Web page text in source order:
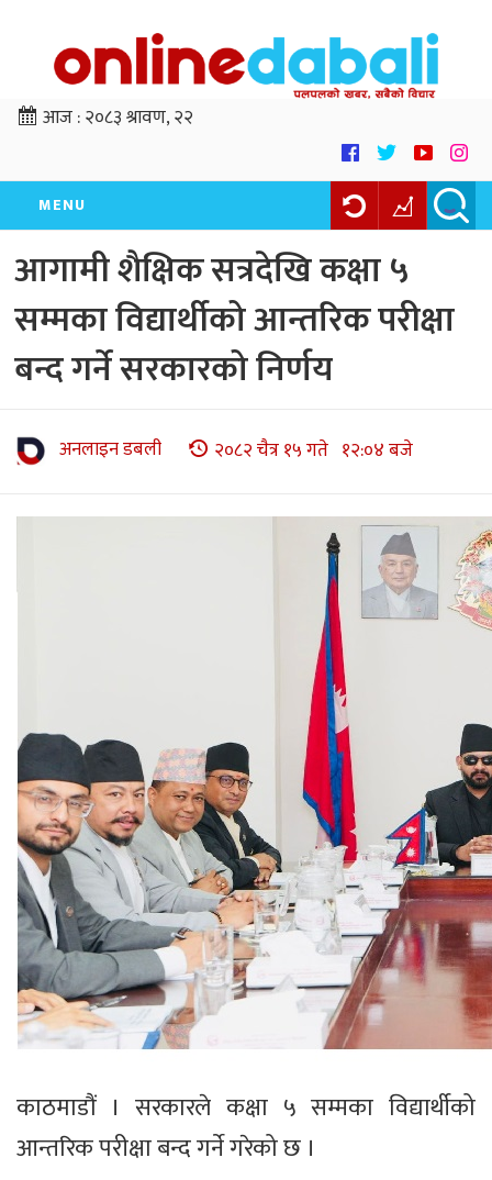
आज :२०८३ श्रावण, २२
MENU
आगामी शैक्षिक सत्रदेखि कक्षा ५
सम्मका विद्यार्थीको आन्तरिक परीक्षा
बन्द गर्ने सरकारको निर्णय
अनलाइन डबली २०८२ चैत्र १५ गते १२:०४ बजे
काठमाडौं । सरकारले कक्षा ५ सम्मका विद्यार्थीको
आन्तरिक परीक्षा बन्द गर्ने गरेको छ ।